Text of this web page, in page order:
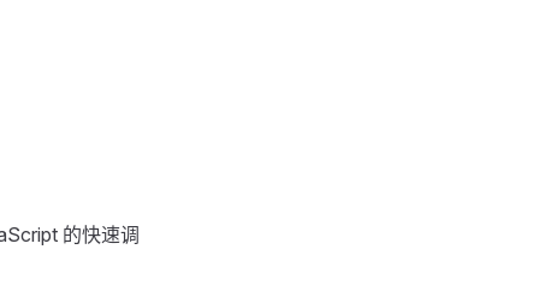
的快速调